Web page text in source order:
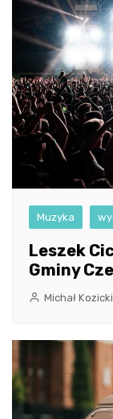
Muzyka
Leszek
Gminy
Michał Kozicki